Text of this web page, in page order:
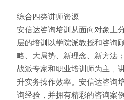
综合四类讲师资源
安信达咨询培训从面向对象上
层的培训以学院派教授和咨询
略、大局势、新理念、新方法
战派专家和职业培训师为主，
升实务操作效率。安信达咨询
询经验，并拥有精彩的咨询案